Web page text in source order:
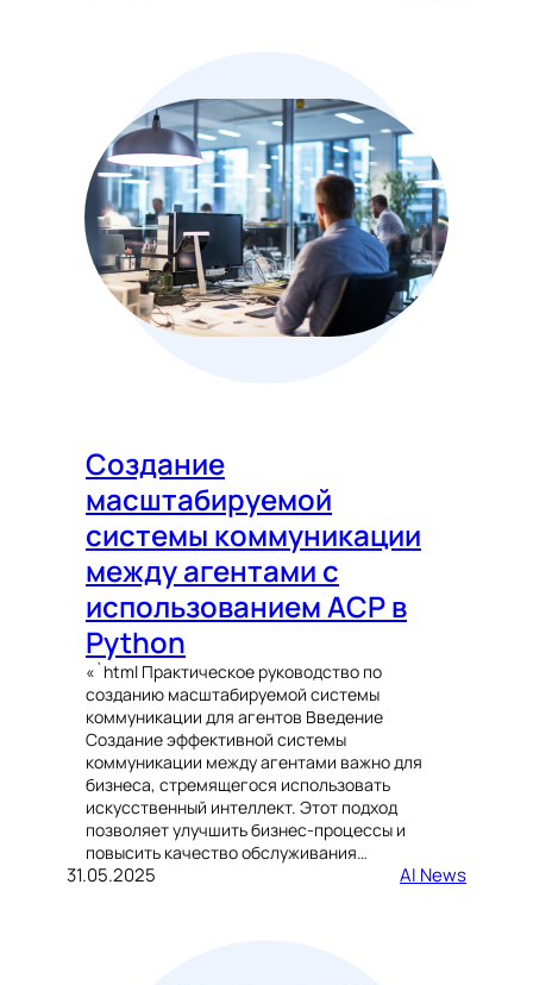
Создание
масштабируемой
системы коммуникации
между агентами с
использованием ACP в
Python
«`html Практическое руководство по
созданию масштабируемой системы
коммуникации для агентов Введение
Создание эффективной системы
коммуникации между агентами важно для
бизнеса, стремящегося использовать
искусственный интеллект. Этот подход
позволяет улучшить бизнес-процессы и
повысить качество обслуживания…
31.05.2025 AI News